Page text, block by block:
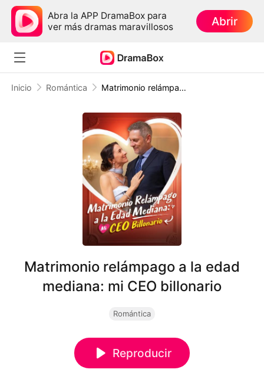
Abra la APP DramaBox para
ver más dramas maravillosos
Abrir
Inicio Romántica Matrimonio relámpago a la edad mediana: mi CEO billonario
Matrimonio relámpago a la edad
mediana: mi CEO billonario
Romántica
Reproducir